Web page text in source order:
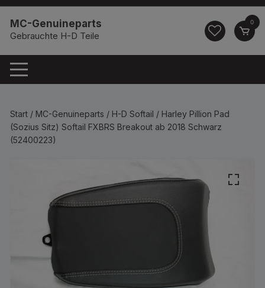
Zum
Inhalt
springen
MC-Genuineparts
Gebrauchte H-D Teile
0
Start / MC-Genuineparts / H-D Softail / Harley Pillion Pad
(Sozius Sitz) Softail FXBRS Breakout ab 2018 Schwarz
(52400223)